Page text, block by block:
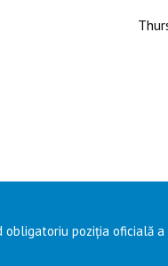
poziția oficială a